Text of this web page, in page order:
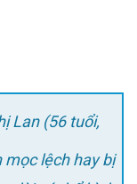
Lan (56 tuổi,
mọc lệch hay bị